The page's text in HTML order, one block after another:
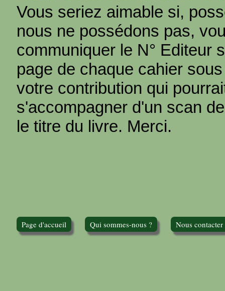
Vous seriez aimable si,
nous ne possédons pas,
communiquer le N° Editeur
page de chaque cahier
votre contribution qui
s'accompagner d'un scan
le titre du livre. Merci.
Page d'accueil Qui sommes-nous ? Nous contacter